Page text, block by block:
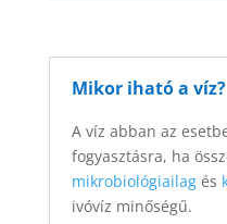
Mikor iható a víz?
A víz abban az
fogyasztásra, ha
mikrobiológiailagés
ivóvíz minőségű.